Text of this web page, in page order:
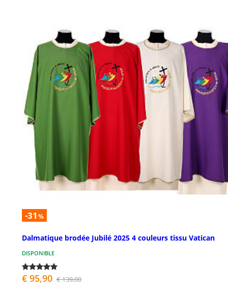
-31 %
Dalmatique brodée Jubilé 2025 4 couleurs tissu Vatican
DISPONIBLE
€ 95,90 € 139,00